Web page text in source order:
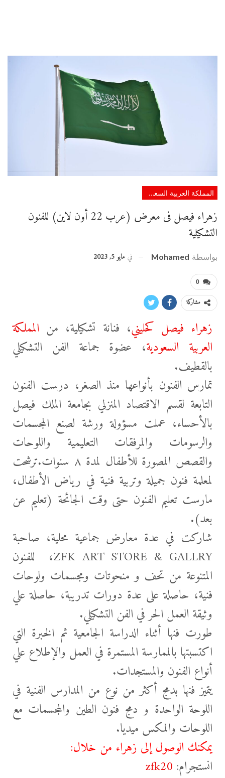
المملكة العربية السعودية
زهراء فيصل فى معرض (عرب 22 أون لاين) للفنون
التشكيلية
بواسطة Mohamed في مايو 5, 2023
0
مشاركة
زهراء فيصل كحليني، فنانة تشكيلية، من المملكة
العربية السعودية، عضوة جماعة الفن التشكيلي
بالقطيف.
تمارس الفنون بأنواعها منذ الصغر، درست الفنون
التابعة لقسم الاقتصاد المنزلي بجامعة الملك فيصل
بالأحساء، عملت مسؤولة ورشة لصنع المجسمات
والرسومات والمرفقات التعليمية واللوحات
والقصص المصورة للأطفال لمدة ٨ سنوات.ترشحت
لمعلمة فنون جميلة وتربية فنية في رياض الأطفال،
مارست تعليم الفنون حتى وقت الجائحة (تعليم عن
بعد).
شاركت في عدة معارض جماعية محلية، صاحبة
ZFK ART STORE & GALLRY، للفنون
المتنوعة من تحف و منحوتات ومجسمات ولوحات
فنية، حاصلة على عدة دورات تدريبة، حاصلة علي
وثيقة العمل الحر في الفن التشكيلي.
طورت فنها أثناء الدراسة الجامعية ثم الخبرة التي
اكتسبتها بالممارسة المستمرة في العمل والإطلاع علي
أنواع الفنون والمستجدات.
يتميز فنها بدمج أكثر من نوع من المدارس الفنية في
اللوحة الواحدة و دمج فنون الطين والمجسمات مع
اللوحات والمكس ميديا.
يمكنك الوصول إلى زهراء من خلال:
انستجرام: zfk20